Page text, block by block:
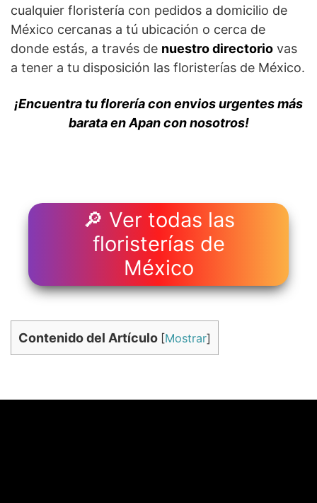
cualquier floristería con pedidos a domicilio de
México cercanas a tú ubicación o cerca de
donde estás, a través de nuestro directorio vas
a tener a tu disposición las floristerías de México.
¡Encuentra tu florería con envios urgentes más
barata en Apan con nosotros!
🔎 Ver todas las
floristerías de
México
Contenido del Artículo [Mostrar]